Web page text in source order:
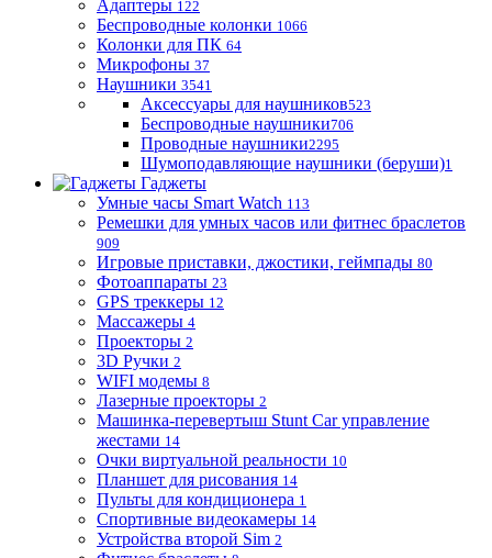
Адаптеры 122
Беспроводные колонки 1066
Колонки для ПК 64
Микрофоны 37
Наушники 3541
Аксессуары для наушников523
Беспроводные наушники706
Проводные наушники2295
Шумоподавляющие наушники (беруши)1
Гаджеты
Умные часы Smart Watch 113
Ремешки для умных часов или фитнес браслетов
909
Игровые приставки, джостики, геймпады 80
Фотоаппараты 23
GPS треккеры 12
Массажеры 4
Проекторы 2
3D Ручки 2
WIFI модемы 8
Лазерные проекторы 2
Машинка-перевертыш Stunt Car управление
жестами 14
Очки виртуальной реальности 10
Планшет для рисования 14
Пульты для кондиционера 1
Спортивные видеокамеры 14
Устройства второй Sim 2